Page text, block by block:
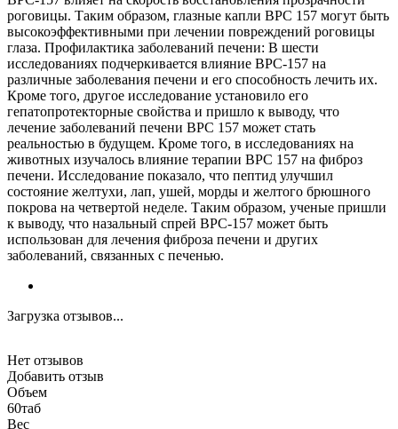
роговицы. Таким образом, глазные капли BPC 157 могут быть
высокоэффективными при лечении повреждений роговицы
глаза. Профилактика заболеваний печени: В шести
исследованиях подчеркивается влияние BPC-157 на
различные заболевания печени и его способность лечить их.
Кроме того, другое исследование установило его
гепатопротекторные свойства и пришло к выводу, что
лечение заболеваний печени BPC 157 может стать
реальностью в будущем. Кроме того, в исследованиях на
животных изучалось влияние терапии BPC 157 на фиброз
печени. Исследование показало, что пептид улучшил
состояние желтухи, лап, ушей, морды и желтого брюшного
покрова на четвертой неделе. Таким образом, ученые пришли
к выводу, что назальный спрей BPC-157 может быть
использован для лечения фиброза печени и других
заболеваний, связанных с печенью.
Загрузка отзывов...
Нет отзывов
Добавить отзыв
Объем
60таб
Вес